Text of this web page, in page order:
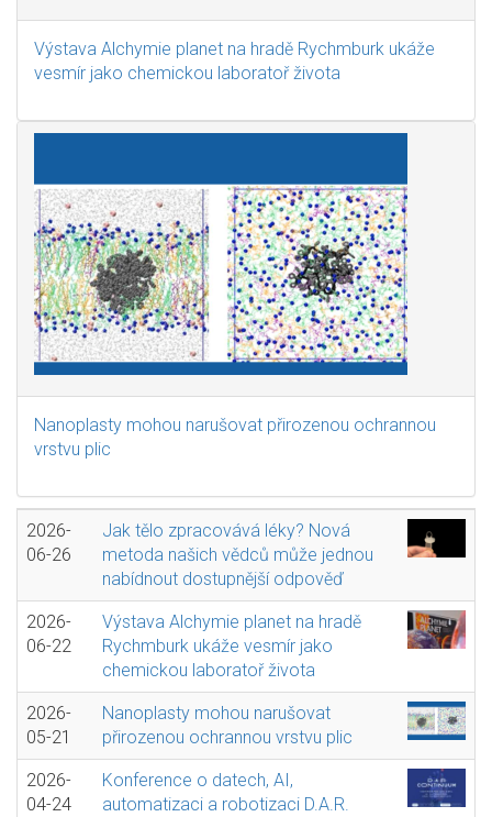
Výstava Alchymie planet na hradě Rychmburk ukáže
vesmír jako chemickou laboratoř života
Nanoplasty mohou narušovat přirozenou ochrannou
vrstvu plic
2026-
06-26
Jak tělo zpracovává léky? Nová
metoda našich vědců může jednou
nabídnout dostupnější odpověď
2026-
06-22
Výstava Alchymie planet na hradě
Rychmburk ukáže vesmír jako
chemickou laboratoř života
2026-
05-21
Nanoplasty mohou narušovat
přirozenou ochrannou vrstvu plic
2026-
04-24
Konference o datech, AI,
automatizaci a robotizaci D.A.R.